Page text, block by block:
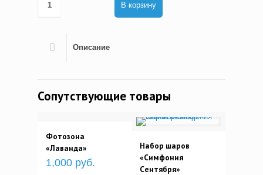
В корзину
Описание
Сопутствующие товары
Фотозона
«Лаванда»
1,000 руб.
Набор шаров
«Симфония
Сентября»